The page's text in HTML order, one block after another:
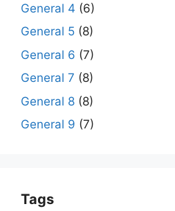
General 4 (6)
General 5 (8)
General 6 (7)
General 7 (8)
General 8 (8)
General 9 (7)
Tags